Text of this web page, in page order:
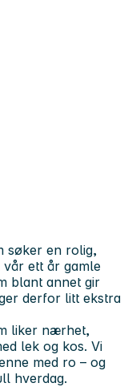
søker en rolig,
vår ett år gamle
blant annet gir
derfor litt ekstra
liker nærhet,
lek og kos. Vi
med ro – og
hverdag.